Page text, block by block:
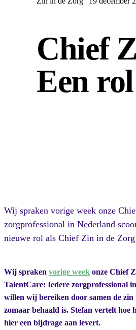
Chief
Een
Wij spraken vorige week onze
zorgprofessional in Nederland
nieuwe rol als Chief Zin in de
Wij spraken vorige week onze Chief
TalentCare: Iedere zorgprofessional
willen wij bereiken door samen de
zomaar behaald is. Stefan vertelt
hier een bijdrage aan levert.